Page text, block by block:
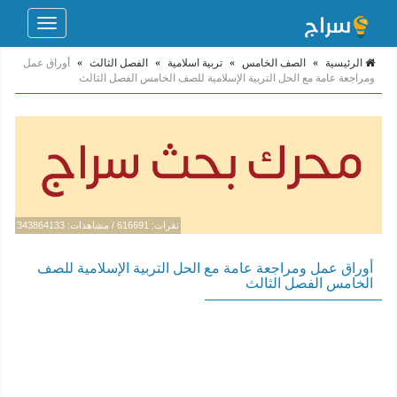
Toggle
الرئيسية » الصف الخامس » تربية اسلامية » الفصل الثالث »
أوراق عمل
ومراجعة عامة مع الحل التربية الإسلامية للصف الخامس الفصل الثالث
نقرات: 616691 / مشاهدات: 343864133
أوراق عمل ومراجعة عامة مع الحل التربية الإسلامية للصف
الخامس الفصل الثالث